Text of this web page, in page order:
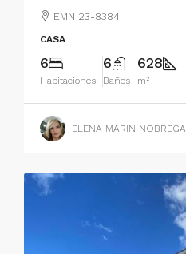
EMN 23-8384
CASA
6
Habitaciones
6
Baños
628
m²
ELENA MARIN NOBREGA